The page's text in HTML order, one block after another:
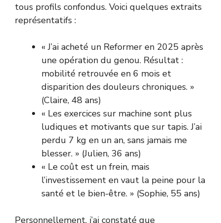
tous profils confondus. Voici quelques extraits
représentatifs :
« J’ai acheté un Reformer en 2025 après
une opération du genou. Résultat :
mobilité retrouvée en 6 mois et
disparition des douleurs chroniques. »
(Claire, 48 ans)
« Les exercices sur machine sont plus
ludiques et motivants que sur tapis. J’ai
perdu 7 kg en un an, sans jamais me
blesser. » (Julien, 36 ans)
« Le coût est un frein, mais
l’investissement en vaut la peine pour la
santé et le bien-être. » (Sophie, 55 ans)
Personnellement, j’ai constaté que